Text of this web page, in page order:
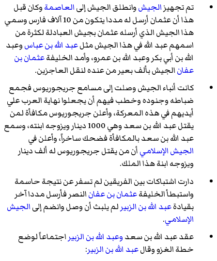
تم تجهيزالجيشوانطلق الجيش إلىالعاصمةوكان قبل
هذا أن عثمان أرسل له مددا يتكون من 10 آلاف فارس وسمي
هذا الجيش الذي أرسله عثمان بجيش العبادلة لكثرة من
اسمهم عبد الله في هذا الجيش مثلعبد الله بن عباسوعبد
الله بن أبي بكر وعبد الله بن عمرو، وأمد الخليفةعثمان بن
عفانالجيش بألف بعير من عنده لنقل العاجزين.
كانت أنباء الجيش وصلت إلى مسامع جريجوريوس فجمع
ضباطه وجنوده وخطب فيهم أن يجعلوا نهاية العرب علي
أيديهم في هذه المعركة، وأعلن جريجوريوس مكافأة لمن
يقتل عبد الله بن سعد وهي 1000 دينار ويزوجه ابنته، وسمع
عبد الله بن سعد بالمكافأة فضحك ساخراً، وأعلن في
الجيش الإسلاميأن من يقتل جريجوريوس له ألف دينار
ويزوجه ابنة هذا الملك.
دارت اشتباكات بين الفريقين لم تسفر عن نتيجة حاسمة
واستبطأ الخليفةعثمان بن عفانالنصر فأرسل مددا آخر
بقيادةعبد الله بن الزبير لم يلبث أن وصل وانضم إلىالجيش
الإسلامي.
عقد عبد الله بن سعدوعبد الله بن الزبيراجتماعاً لوضع
خطة الغزو وقالعبد الله بن الزبير: